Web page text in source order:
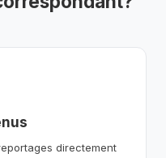
directement